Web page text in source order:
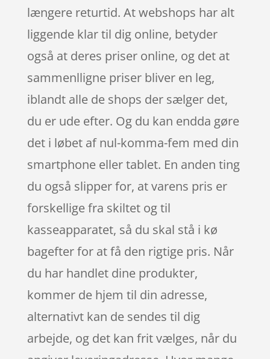
længere returtid. At webshops har alt
liggende klar til dig online, betyder
også at deres priser online, og det at
sammenlligne priser bliver en leg,
iblandt alle de shops der sælger det,
du er ude efter. Og du kan endda gøre
det i løbet af nul-komma-fem med din
smartphone eller tablet. En anden ting
du også slipper for, at varens pris er
forskellige fra skiltet og til
kasseapparatet, så du skal stå i kø
bagefter for at få den rigtige pris. Når
du har handlet dine produkter,
kommer de hjem til din adresse,
alternativt kan de sendes til dig
arbejde, og det kan frit vælges, når du